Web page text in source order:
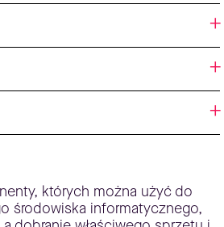
których można użyć do
środowiska informatycznego,